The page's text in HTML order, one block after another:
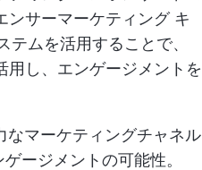
ンサーマーケティングキ
ムを活用することで、
用し、エンゲージメントを
マーケティングチャネル
ージメントの可能性。